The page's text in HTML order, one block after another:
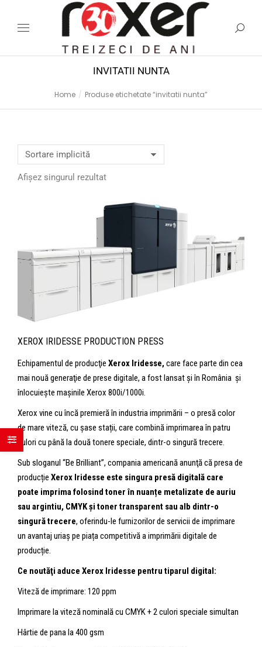
INVITATII NUNTA
You are here:
Home Produse etichetate “invitatii nunta”
Afișez singurul rezultat
XEROX IRIDESSE PRODUCTION PRESS
Echipamentul de producţie Xerox Iridesse, care face parte din cea
mai nouă generaţie de prese digitale, a fost lansat şi în România şi
înlocuieşte maşinile Xerox 800i/1000i.
Xerox vine cu încă premieră în industria imprimării – o presă color
de mare viteză, cu șase stații, care combină imprimarea în patru
culori cu până la două tonere speciale, dintr-o singură trecere.
Sub sloganul “Be Brilliant”, compania americană anunţă că presa de
producție Xerox Iridesse este singura presă digitală care
poate imprima folosind toner în nuanțe metalizate de auriu
sau argintiu, CMYK și toner transparent sau alb dintr-o
singură trecere, oferindu-le furnizorilor de servicii de imprimare
un avantaj uriaș pe piața competitivă a imprimării digitale de
producție.
Ce noutăţi aduce Xerox Iridesse pentru tiparul digital:
Viteză de imprimare: 120 ppm
Imprimare la viteză nominală cu CMYK + 2 culori speciale simultan
Hârtie de pana la 400 gsm